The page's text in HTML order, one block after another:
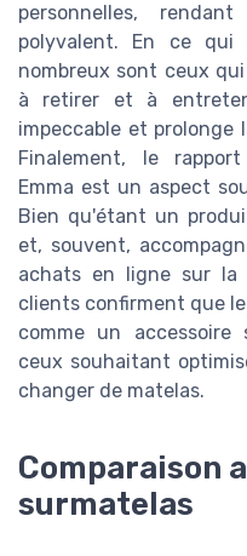
personnelles,
polyvalent. En ce qui
nombreux sont ceux
à retirer et à
impeccable et prolonge
Finalement, le
Emma est un aspect
Bien qu'étant un
et, souvent,
achats en ligne sur la
clients confirment que
comme un accessoire
ceux souhaitant
changer de matelas.
Comparaison
surmatelas